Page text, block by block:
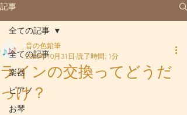
記事
全ての記事
楽器
ピアノ
お琴
全ての記事
ラインの交換ってどうだ
っけ？
音の色鉛筆
2023年10月31日 読了時間: 1分